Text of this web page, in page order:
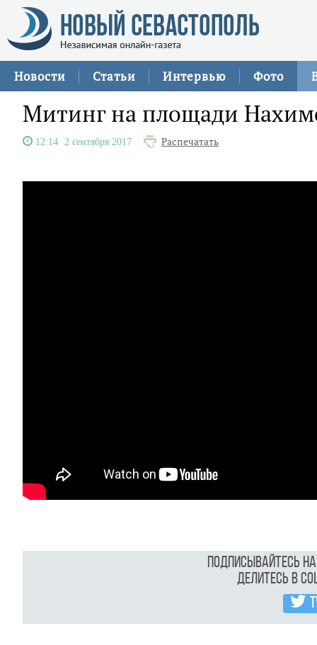
Новости Статьи Интервью Фото
Митинг на площади
12:14 2 сентября 2017 Распечатать
Подписывайтесь
Делитесь в